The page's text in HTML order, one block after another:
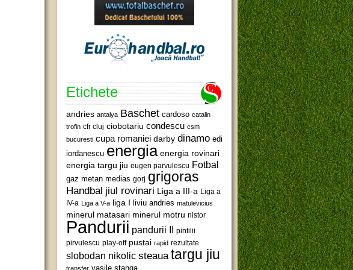
Etichete
andries antalya Baschet cardoso catalin
trofin cfr cluj ciobotariu condescu csm
bucuresti cupa romaniei darby dinamo edi
iordanescu energia energia rovinari
energia targu jiu eugen parvulescu Fotbal
gaz metan medias gorj grigoras
Handbal jiul rovinari Liga a III-a Liga a
IV-a Liga a V-a liga I liviu andries matulevicius
minerul matasari minerul motru nistor
Pandurii pandurii II pintilii
pirvulescu play-off pustai rapid rezultate
slobodan nikolic steaua targu jiu
transfer vasile stanga